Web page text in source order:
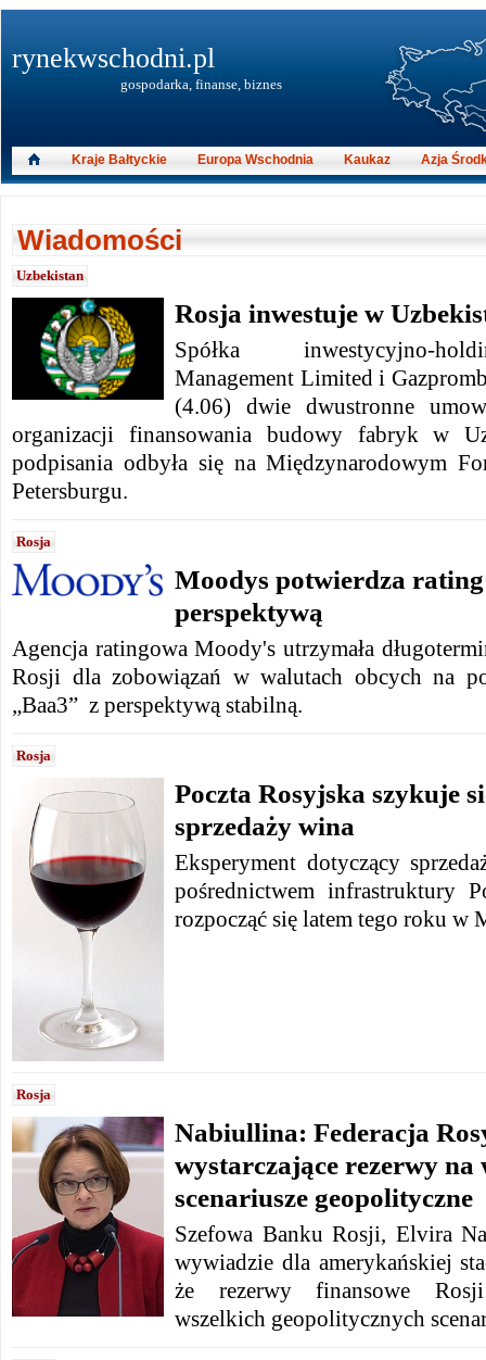
Wiadomości
Uzbekistan
Rosja inwestuje w
Spółka inwestycyjno-
Management Limited i
(4.06) dwie dwustronne
organizacji finansowania budowy fabryk w
podpisania odbyła się na Międzynarodowym
Petersburgu.
Rosja
Moodys potwierdza
perspektywą
Agencja ratingowa Moody's utrzymała
Rosji dla zobowiązań w walutach obcych na
„Baa3” z perspektywą stabilną.
Rosja
Poczta Rosyjska szykuje
sprzedaży wina
Eksperyment dotyczący
pośrednictwem infrastruktury
rozpocząć się latem tego roku
Rosja
Nabiullina: Federacja
wystarczające rezerwy na
scenariusze geopolityczne
Szefowa Banku Rosji, Elvira
wywiadzie dla amerykańskiej
że rezerwy finansowe
wszelkich geopolitycznych
rynekwschodni.pl
gospodarka, finanse, biznes
Kraje Bałtyckie Europa Wschodnia Kaukaz Azja